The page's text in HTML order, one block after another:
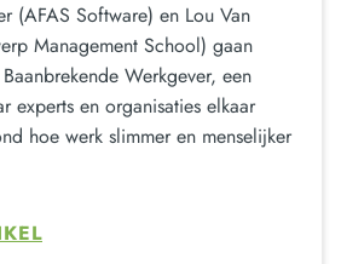
(AFAS Software) en Lou Van
Management School) gaan
Werkgever, een
experts en organisaties elkaar
hoe werk slimmer en menselijker